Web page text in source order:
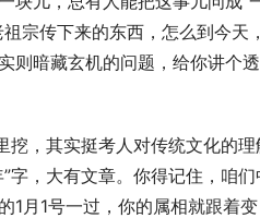
宗传下来的东西，怎么到今天
则暗藏玄机的问题，给你讲个透
挖，其实挺考人对传统文化的理
字，大有文章。你得记住，咱们
1月1号一过，你的属相就跟着变